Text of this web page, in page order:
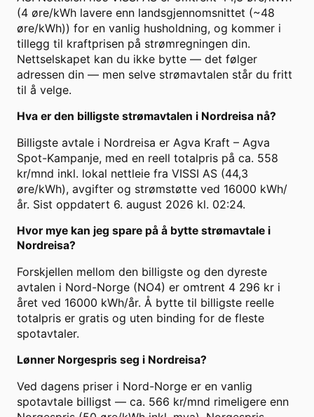
(4 øre/kWh lavere enn landsgjennomsnittet (~48
øre/kWh)) for en vanlig husholdning, og kommer i
tillegg til kraftprisen på strømregningen din.
Nettselskapet kan du ikke bytte — det følger
adressen din — men selve strømavtalen står du fritt
til å velge.
Hva er den billigste strømavtalen i Nordreisa nå?
Billigste avtale i Nordreisa er Agva Kraft – Agva
Spot-Kampanje, med en reell totalpris på ca. 558
kr/mnd inkl. lokal nettleie fra VISSI AS (44,3
øre/kWh), avgifter og strømstøtte ved 16000 kWh/
år. Sist oppdatert 6. august 2026 kl. 02:24.
Hvor mye kan jeg spare på å bytte strømavtale i
Nordreisa?
Forskjellen mellom den billigste og den dyreste
avtalen i Nord-Norge (NO4) er omtrent 4 296 kr i
året ved 16000 kWh/år. Å bytte til billigste reelle
totalpris er gratis og uten binding for de fleste
spotavtaler.
Lønner Norgespris seg i Nordreisa?
Ved dagens priser i Nord-Norge er en vanlig
spotavtale billigst — ca. 566 kr/mnd rimeligere enn